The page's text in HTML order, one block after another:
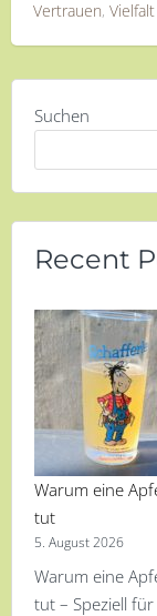
Vertrauen, Vielfalt
Suchen
Recent
Warum eine
tut
5. August 2026
Warum eine
tut – Speziell